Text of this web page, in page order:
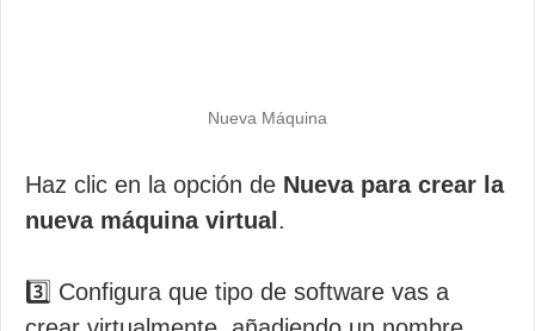
Nueva Máquina
Haz clic en la opción de Nueva para crear la
nueva máquina virtual .
3️⃣ Configura que tipo de software vas a